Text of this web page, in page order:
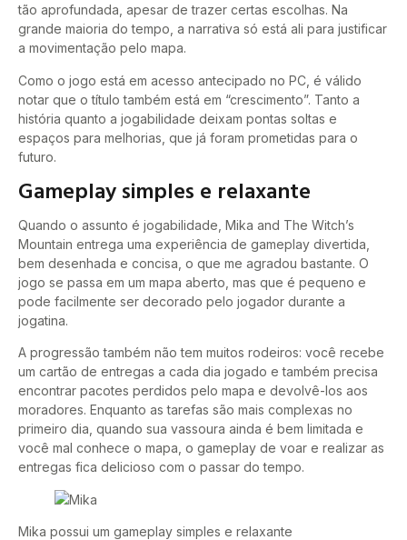
tão aprofundada, apesar de trazer certas escolhas. Na
grande maioria do tempo, a narrativa só está ali para justificar
a movimentação pelo mapa.
Como o jogo está em acesso antecipado no PC, é válido
notar que o título também está em “crescimento”. Tanto a
história quanto a jogabilidade deixam pontas soltas e
espaços para melhorias, que já foram prometidas para o
futuro.
Gameplay simples e relaxante
Quando o assunto é jogabilidade, Mika and The Witch’s
Mountain entrega uma experiência de gameplay divertida,
bem desenhada e concisa, o que me agradou bastante. O
jogo se passa em um mapa aberto, mas que é pequeno e
pode facilmente ser decorado pelo jogador durante a
jogatina.
A progressão também não tem muitos rodeiros: você recebe
um cartão de entregas a cada dia jogado e também precisa
encontrar pacotes perdidos pelo mapa e devolvê-los aos
moradores. Enquanto as tarefas são mais complexas no
primeiro dia, quando sua vassoura ainda é bem limitada e
você mal conhece o mapa, o gameplay de voar e realizar as
entregas fica delicioso com o passar do tempo.
Mika possui um gameplay simples e relaxante